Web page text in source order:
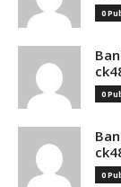
0
0
0